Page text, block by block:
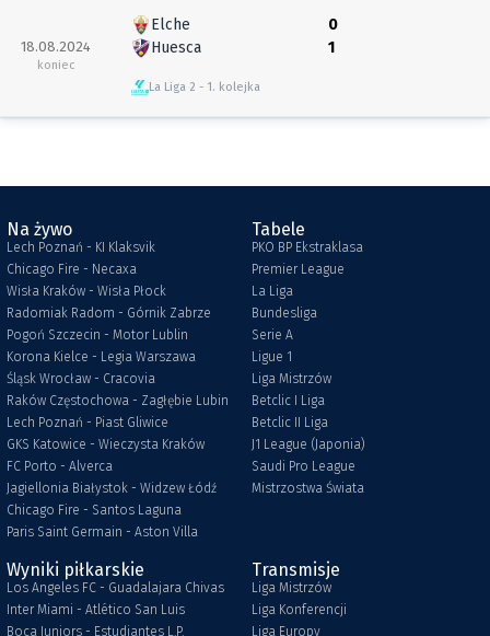
18.08.2024
koniec
Elche
Huesca
La Liga 2 1. kolejka
0
1
Na żywo
Lech Poznań - KI Klaksvik
Chicago Fire - Necaxa
Wisła Kraków - Wisła Płock
Radomiak Radom - Górnik Zabrze
Pogoń Szczecin - Motor Lublin
Korona Kielce - Legia Warszawa
Śląsk Wrocław - Cracovia
Raków Częstochowa - Zagłębie Lubin
Lech Poznań - Piast Gliwice
GKS Katowice - Wieczysta Kraków
FC Porto - Alverca
Jagiellonia Białystok - Widzew Łódź
Chicago Fire - Santos Laguna
Paris Saint Germain - Aston Villa
Tabele
PKO BP Ekstraklasa
Premier League
La Liga
Bundesliga
Serie A
Ligue 1
Liga Mistrzów
Betclic I Liga
Betclic II Liga
J1 League (Japonia)
Saudi Pro League
Mistrzostwa Świata
Wyniki piłkarskie
Los Angeles FC - Guadalajara Chivas
Inter Miami - Atlético San Luis
Boca Juniors - Estudiantes L.P.
Transmisje
Liga Mistrzów
Liga Konferencji
Liga Europy